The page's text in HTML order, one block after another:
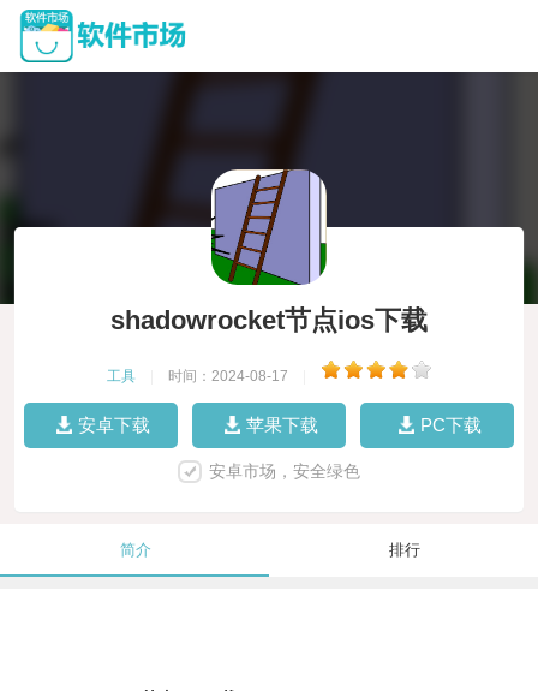
shadowrocket节点ios下载
工具 时间：2024-08-17
安卓下载 苹果下载 PC下载
安卓市场，安全绿色
简介 排行